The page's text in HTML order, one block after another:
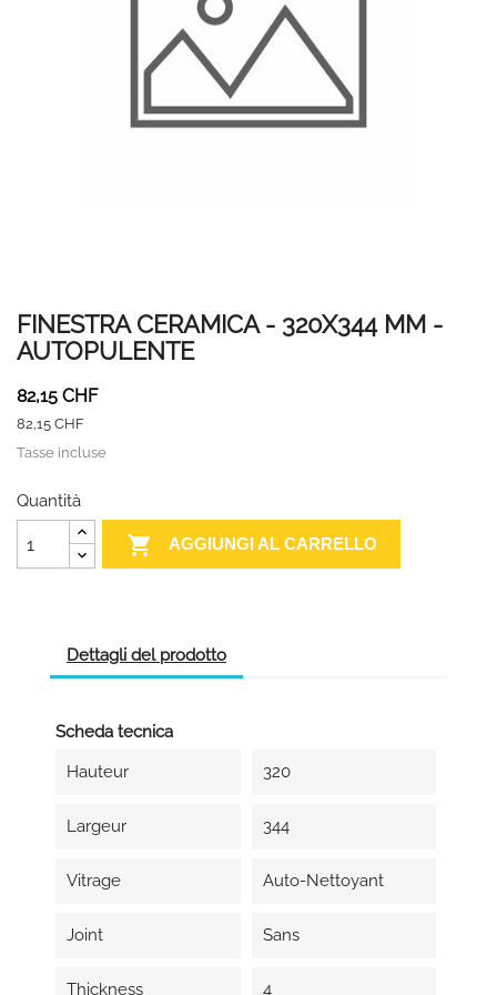
FINESTRA CERAMICA - 320X344 MM -
AUTOPULENTE
82,15 CHF
82,15 CHF
Tasse incluse
Quantità
 AGGIUNGI AL CARRELLO
Dettagli del prodotto
Scheda tecnica
Hauteur
320
Largeur 344
Vitrage Auto-Nettoyant
Joint Sans
Thickness 4